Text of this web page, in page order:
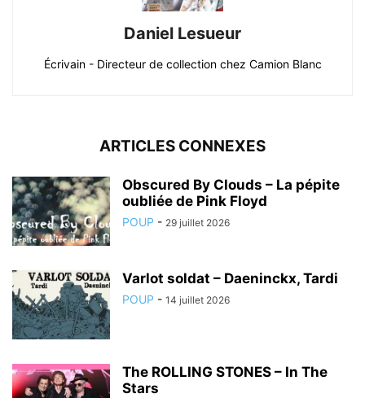
Daniel Lesueur
Écrivain - Directeur de collection chez Camion Blanc
ARTICLES CONNEXES
Obscured By Clouds – La pépite
oubliée de Pink Floyd
POUP - 29 juillet 2026
Varlot soldat – Daeninckx, Tardi
POUP - 14 juillet 2026
The ROLLING STONES – In The
Stars